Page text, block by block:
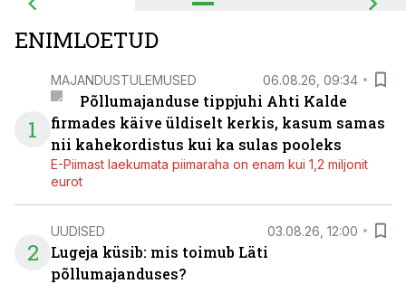
ENIMLOETUD
1
MAJANDUSTULEMUSED 06.08.26, 09:34
Põllumajanduse tippjuhi Ahti Kalde
firmades käive üldiselt kerkis, kasum samas
nii kahekordistus kui ka sulas pooleks
E-Piimast laekumata piimaraha on enam kui 1,2 miljonit
eurot
2
UUDISED 03.08.26, 12:00
Lugeja küsib: mis toimub Läti
põllumajanduses?